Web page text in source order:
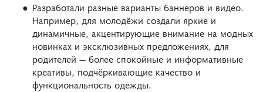
Разработали разные варианты баннеров и видео.
Например, для молодёжи создали яркие и
динамичные, акцентирующие внимание на модных
новинках и эксклюзивных предложениях, для
родителей — более спокойные и информативные
креативы, подчёркивающие качество и
функциональность одежды.